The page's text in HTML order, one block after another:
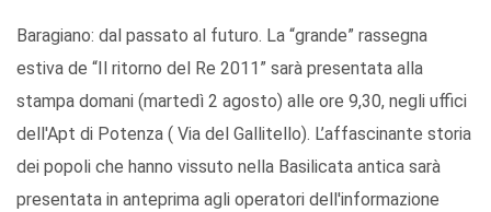
Baragiano: dal passato al futuro. La “grande” rassegna
estiva de “Il ritorno del Re 2011” sarà presentata alla
stampa domani (martedì 2 agosto) alle ore 9,30, negli uffici
dell'Apt di Potenza ( Via del Gallitello). L’affascinante storia
dei popoli che hanno vissuto nella Basilicata antica sarà
presentata in anteprima agli operatori dell'informazione